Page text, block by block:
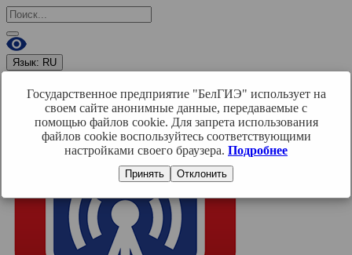
Язык: RU
Государственное предприятие "БелГИЭ" использует на
своем сайте анонимные данные, передаваемые с
помощью файлов cookie. Для запрета использования
файлов cookie воспользуйтесь соответствующими
настройками своего браузера. Подробнее
Принять Отклонить